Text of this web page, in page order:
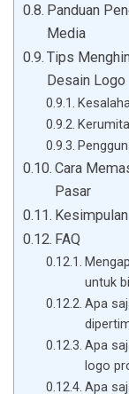
Panduan
Media
Tips
Desain Logo
Cara
Pasar
Kesimpulan
FAQ
untuk
Apa
Apa
logo
Apa